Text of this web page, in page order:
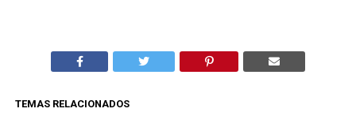
TEMAS RELACIONADOS